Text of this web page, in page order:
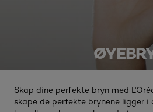
Skap dine perfekte bryn med
skape de perfekte brynene ligger i